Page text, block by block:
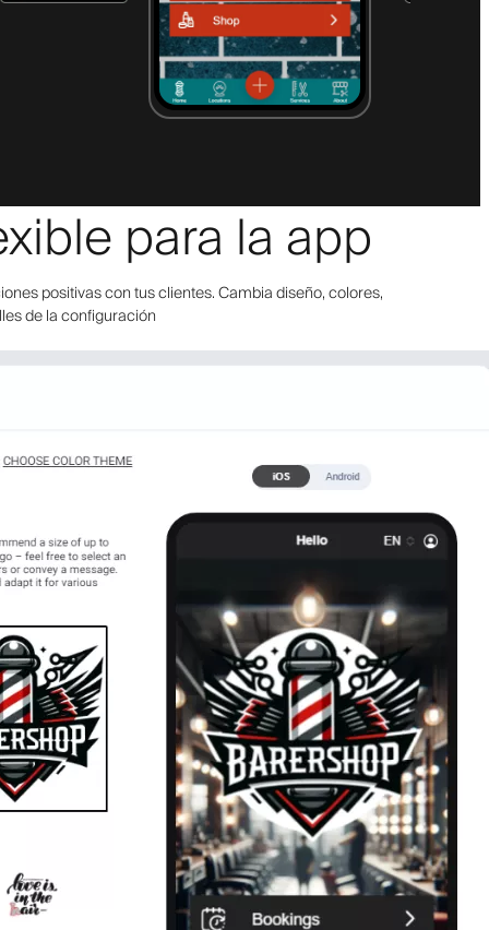
para la app
positivas con tus clientes. Cambia diseño, colores,
de la configuración